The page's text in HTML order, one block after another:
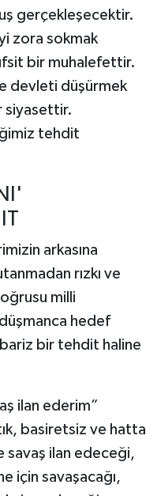
gerçekleşecektir.
zora sokmak
bir muhalefettir.
devleti düşürmek
siyasettir.
tehdit
arkasına
rızkı ve
milli
hedef
bariz bir tehdit haline
ilan ederim”
basiretsiz ve hatta
savaş ilan edeceği,
için savaşacağı,